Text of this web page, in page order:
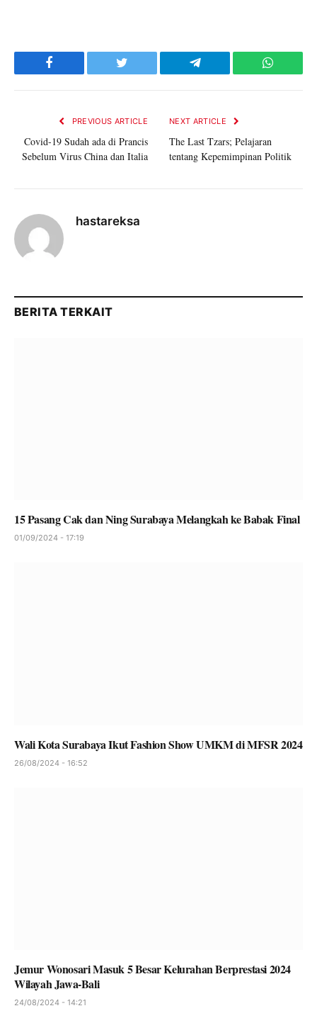
Facebook Twitter Telegram
PREVIOUS ARTICLE
Covid-19 Sudah ada di Prancis
Sebelum Virus China dan Italia
NEXT ARTICLE
The Last Tzars; Pelajaran
tentang Kepemimpinan Politik
hastareksa
BERITA TERKAIT
15 Pasang Cak dan Ning Surabaya Melangkah ke Babak Final
01/09/2024 - 17:19
Wali Kota Surabaya Ikut Fashion Show UMKM di MFSR 2024
26/08/2024 - 16:52
Jemur Wonosari Masuk 5 Besar Kelurahan Berprestasi 2024
Wilayah Jawa-Bali
24/08/2024 - 14:21